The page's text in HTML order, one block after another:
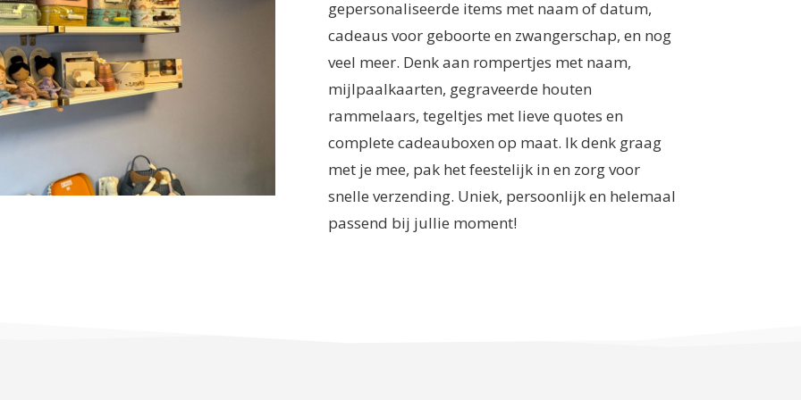
gepersonaliseerde items met naam of datum,
cadeaus voor geboorte en zwangerschap, en nog
veel meer. Denk aan rompertjes met naam,
mijlpaalkaarten, gegraveerde houten
rammelaars, tegeltjes met lieve quotes en
complete cadeauboxen op maat. Ik denk graag
met je mee, pak het feestelijk in en zorg voor
snelle verzending. Uniek, persoonlijk en helemaal
passend bij jullie moment!